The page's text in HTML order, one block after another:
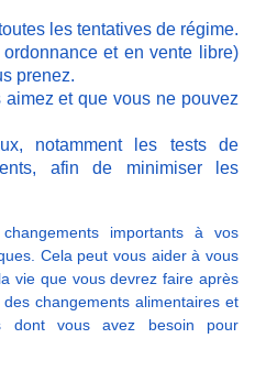
les tentatives de régime.
et en vente libre)
prenez.
aimez et que vous ne pouvez
notamment les tests de
afin de minimiser les
importants à vos
Cela peut vous aider à vous
vie que vous devrez faire après
changements alimentaires et
dont vous avez besoin pour